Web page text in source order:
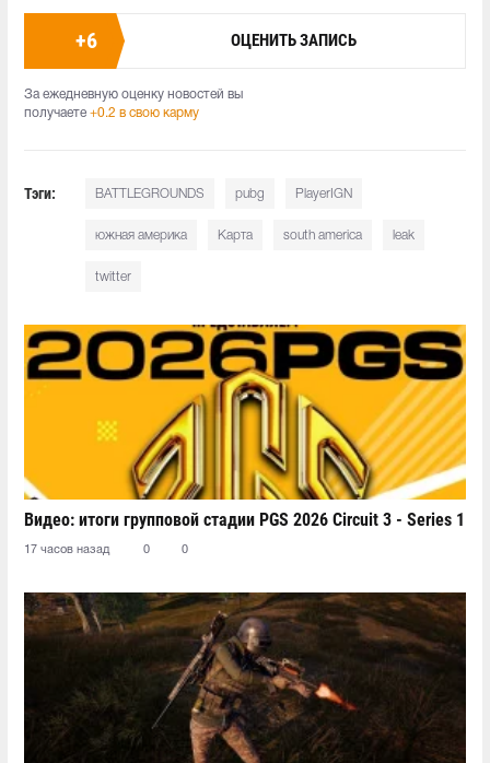
+6 ОЦЕНИТЬ ЗАПИСЬ
За ежедневную оценку новостей вы
получаете +0.2 в свою карму
Тэги: BATTLEGROUNDS pubg PlayerIGN
южная америка Карта south america leak
twitter
Видео: итоги групповой стадии PGS 2026 Circuit 3 - Series 1
17 часов назад 0 0